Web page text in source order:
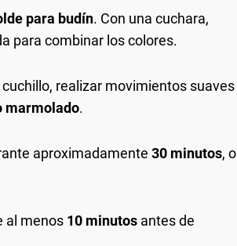
para budín. Con una cuchara,
para combinar los colores.
realizar movimientos suaves
marmolado.
aproximadamente 30 minutos, o
al menos 10 minutos antes de